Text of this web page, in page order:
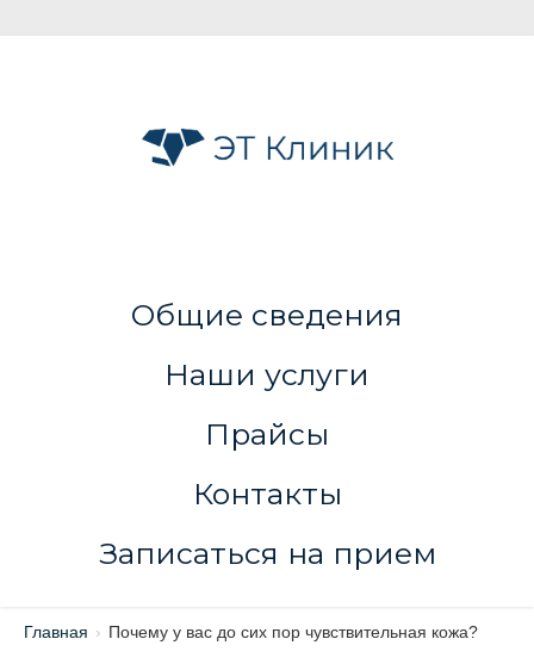
Общие сведения
Наши услуги
Прайсы
Контакты
Записаться на прием
Главная › Почему у вас до сих пор чувствительная кожа?